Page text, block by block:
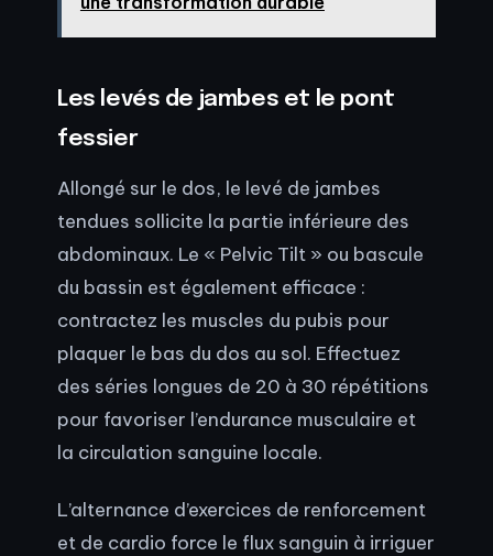
Les levés de jambes et le pont
fessier
Allongé sur le dos, le levé de jambes
tendues sollicite la partie inférieure des
abdominaux. Le « Pelvic Tilt » ou bascule
du bassin est également efficace :
contractez les muscles du pubis pour
plaquer le bas du dos au sol. Effectuez
des séries longues de 20 à 30 répétitions
pour favoriser l’endurance musculaire et
la circulation sanguine locale.
L’alternance d’exercices de renforcement
et de cardio force le flux sanguin à irriguer